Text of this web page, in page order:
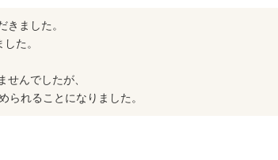
ました。
た。
んでしたが、
られることになりました。